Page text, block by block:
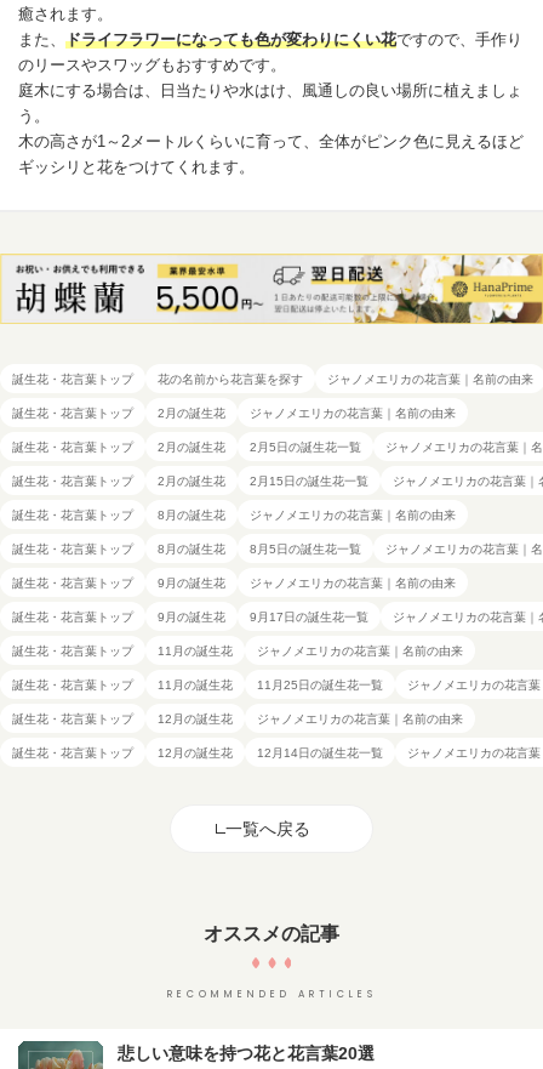
癒されます。
また、 ドライフラワーになっても色が変わりにくい花ですので、手作り
のリースやスワッグもおすすめです。
庭木にする場合は、日当たりや水はけ、風通しの良い場所に植えましょ
う。
木の高さが1～2メートルくらいに育って、全体がピンク色に見えるほど
ギッシリと花をつけてくれます。
誕生花・花言葉トップ 花の名前から花言葉を探す ジャノメエリカの花言葉｜名前の由来
誕生花・花言葉トップ 2月の誕生花 ジャノメエリカの花言葉｜名前の由来
誕生花・花言葉トップ 2月の誕生花 2月5日の誕生花一覧 ジャノメエリカの花言葉｜
誕生花・花言葉トップ 2月の誕生花 2月15日の誕生花一覧 ジャノメエリカの花言葉｜
誕生花・花言葉トップ 8月の誕生花 ジャノメエリカの花言葉｜名前の由来
誕生花・花言葉トップ 8月の誕生花 8月5日の誕生花一覧 ジャノメエリカの花言葉｜
誕生花・花言葉トップ 9月の誕生花 ジャノメエリカの花言葉｜名前の由来
誕生花・花言葉トップ 9月の誕生花 9月17日の誕生花一覧 ジャノメエリカの花言葉｜
誕生花・花言葉トップ 11月の誕生花 ジャノメエリカの花言葉｜名前の由来
誕生花・花言葉トップ 11月の誕生花 11月25日の誕生花一覧 ジャノメエリカの花言
誕生花・花言葉トップ 12月の誕生花 ジャノメエリカの花言葉｜名前の由来
誕生花・花言葉トップ 12月の誕生花 12月14日の誕生花一覧 ジャノメエリカの花言
一覧へ戻る
オススメの記事
RECOMMENDED ARTICLES
悲しい意味を持つ花と花言葉20選